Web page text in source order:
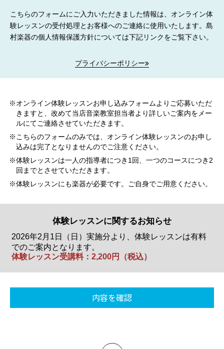
こちらのフォームにご入力いただきました情報は、オンライン体
験レッスンの受付処理とお客様へのご連絡に使用いたします。島
村楽器の個人情報保護方針については下記リンクをご覧下さい。
プライバシーポリシー
オンライン体験レッスンお申し込みフォームよりご応募いただ
きますと、改めて当店音楽教室担当者より詳しいご案内をメー
ルにてご連絡させていただきます。
こちらのフォームのみでは、オンライン体験レッスンのお申し
込みは完了となりませんのでご注意ください。
体験レッスンは一人の指導者につき1回、一つのコースにつき2
回までとさせていただきます。
体験レッスンにも楽器が必要です。ご自身でご用意ください。
体験レッスンに関するお知らせ
2026年2月1日（日）実施分より、体験レッスンは有料
でのご案内となります。
体験レッスン受講料：2,200円（税込）